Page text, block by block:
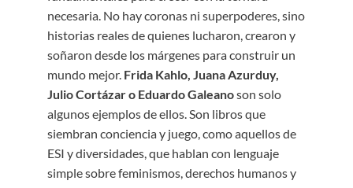
necesaria. No hay coronas ni superpoderes, sino
historias reales de quienes lucharon, crearon y
soñaron desde los márgenes para construir un
mundo mejor. Frida Kahlo, Juana Azurduy,
Julio Cortázar o Eduardo Galeanoson solo
algunos ejemplos de ellos. Son libros que
siembran conciencia y juego, como aquellos de
ESI y diversidades, que hablan con lenguaje
simple sobre feminismos, derechos humanos y